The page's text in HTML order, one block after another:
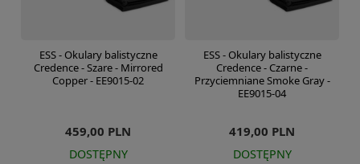
ESS - Okulary balistyczne
Credence - Szare - Mirrored
Copper - EE9015-02
459,00 PLN
DOSTĘPNY
ESS - Okulary balistyczne
Credence - Czarne -
Przyciemniane Smoke Gray -
EE9015-04
419,00 PLN
DOSTĘPNY